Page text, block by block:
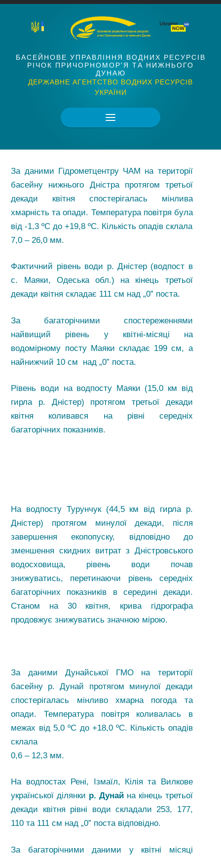
БАСЕЙНОВЕ УПРАВЛІННЯ ВОДНИХ РЕСУРСІВ
РІЧОК ПРИЧОРНОМОР'Я ТА НИЖНЬОГО
ДУНАЮ
ДЕРЖАВНЕ АГЕНТСТВО ВОДНИХ РЕСУРСІВ
УКРАЇНИ
За даними Гідрометцентру ЧАМ на території
басейну нижнього Дністра протягом третьої
декади квітня спостерігалась мінлива
хмарність та опади. Температура повітря була
від -1,3 ºС до +19,8 ºС. Кількість опадів склала
7,0 – 26,0 мм.
Фактичний рівень води р. Дністер (водпост в
с. Маяки, Одеська обл.) на кінець третьої
декади квітня складає 111 см над „0” поста.
За багаторічними спостереженнями
найвищий рівень у квітні-місяці на
водомірному посту Маяки складає 199 см, а
найнижчий 10 см над „0” поста.
Рівень води на водпосту Маяки (15,0 км від
гирла р. Дністер) протягом третьої декади
квітня коливався на рівні середніх
багаторічних показників.
На водпосту Турунчук (44,5 км від гирла р.
Дністер) протягом минулої декади, після
завершення екопопуску, відповідно до
зменшення скидних витрат з Дністровського
водосховища, рівень води почав
знижуватись, перетинаючи рівень середніх
багаторічних показників в середині декади.
Станом на 30 квітня, крива гідрографа
продовжує знижуватись значною мірою.
За даними Дунайської ГМО на території
басейну р. Дунай протягом минулої декади
спостерігалась мінливо хмарна погода та
опади. Температура повітря коливалась в
межах від 5,0 ºС до +18,0 ºС. Кількість опадів
склала
0,6 – 12,3 мм.
На водпостах Рені, Ізмаїл, Кілія та Вилкове
української ділянки р. Дунай на кінець третьої
декади квітня рівні води складали 253, 177,
110 та 111 см над „0” поста відповідно.
За багаторічними даними у квітні місяці